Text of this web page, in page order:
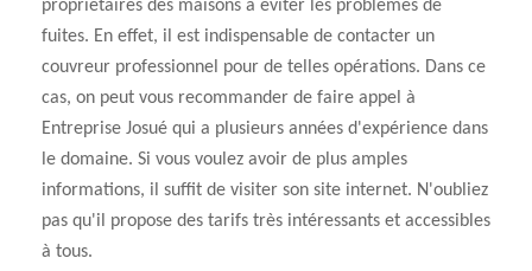
propriétaires des maisons à éviter les problèmes de
fuites. En effet, il est indispensable de contacter un
couvreur professionnel pour de telles opérations. Dans ce
cas, on peut vous recommander de faire appel à
Entreprise Josué qui a plusieurs années d'expérience dans
le domaine. Si vous voulez avoir de plus amples
informations, il suffit de visiter son site internet. N'oubliez
pas qu'il propose des tarifs très intéressants et accessibles
à tous.